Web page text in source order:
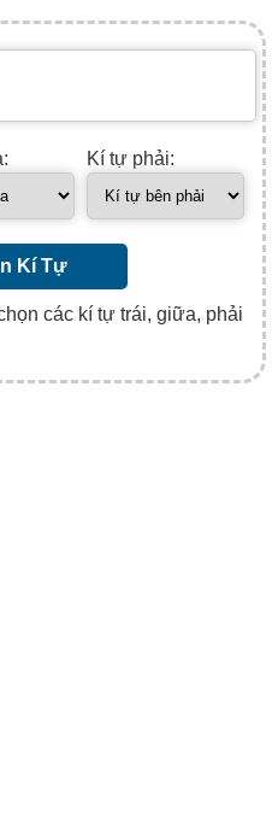
Kí tự phải:
Kí Tự
các kí tự trái, giữa, phải